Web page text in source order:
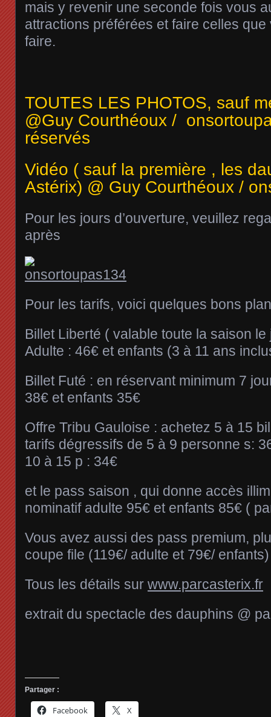
mais y revenir une seconde fois vous
attractions préférées et faire celles que
faire.
TOUTES LES PHOTOS, sauf
@Guy Courthéoux /
réservés
Vidéo ( sauf la première , les
Astérix) @ Guy Courthéoux /
Pour les jours d’ouverture, veuillez
après
Pour les tarifs, voici quelques bons
Billet Liberté ( valable toute la saison
Adulte : 46€ et enfants (3 à 11 ans
Billet Futé : en réservant minimum 7
38€ et enfants 35€
Offre Tribu Gauloise : achetez 5 à 15
tarifs dégressifs de 5 à 9 personne s:
10 à 15 p : 34€
et le pass saison , qui donne accès
nominatif adulte 95€ et enfants 85€ (
Vous avez aussi des pass premium,
coupe file (119€/ adulte et 79€/ enfants)
Tous les détails sur www.parcasterix.fr
extrait du spectacle des dauphins @
Partager :
Facebook X